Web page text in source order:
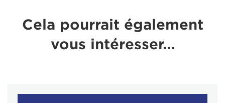
Cela pourrait également
vous intéresser...